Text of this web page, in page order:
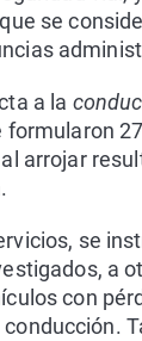
se
a la
formularon
arrojar
se
a
con